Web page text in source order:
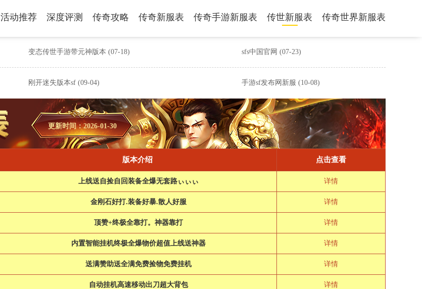
活动推荐 深度评测 传奇攻略 传奇新服表 传奇手游新服表 传世新服表 传奇世界新服表
变态传世手游带元神版本 (07-18) sfs中国官网 (07-23)
刚开迷失版本sf (09-04) 手游sf发布网新服 (10-08)
更新时间：2026-01-30
版本介绍 点击查看
上线送自捡自回装备全爆无套路ぃぃぃ 详情
金刚石好打.装备好暴.散人好服 详情
顶赞+终极全靠打。神器靠打 详情
内置智能挂机终极全爆物价超值上线送神器 详情
送满赞助送全满免费捡物免费挂机 详情
自动挂机高速移动出刀超大背包 详情